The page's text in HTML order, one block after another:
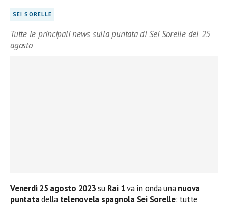
SEI SORELLE
Tutte le principali news sulla puntata di Sei Sorelle del 25
agosto
Venerdì 25 agosto 2023su Rai 1va in onda unanuova
puntatadellatelenovela spagnola Sei Sorelle: tutte